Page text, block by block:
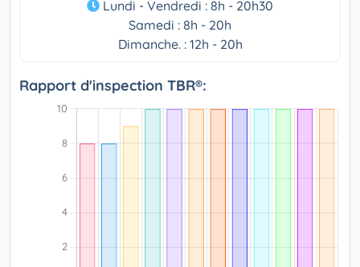
Lundi - Vendredi : 8h - 20h30
Samedi : 8h - 20h
Dimanche. : 12h - 20h
Rapport d'inspection TBR®: